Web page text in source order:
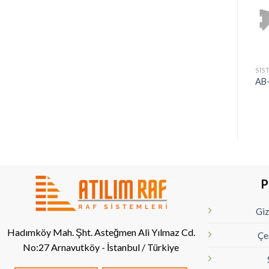
Hadımköy Mah. Şht. Asteğmen Ali Yılmaz Cd.
No:27Arnavutköy - İstanbul / Türkiye